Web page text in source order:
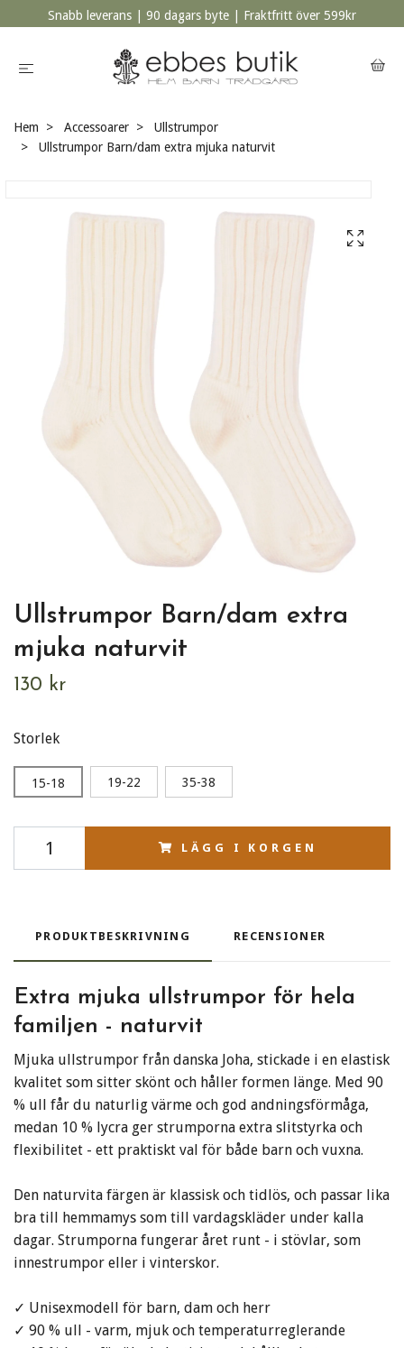
Snabb leverans | 90 dagars byte | Fraktfritt över 599kr
Hem Accessoarer
Ullstrumpor
Ullstrumpor Barn/dam extra mjuka naturvit
Ullstrumpor Barn/dam extra
mjuka naturvit
130 kr
Storlek
15-18 19-22 35-38
LÄGG I KORGEN
PRODUKTBESKRIVNING RECENSIONER
Extra mjuka ullstrumpor för hela
familjen - naturvit
Mjuka ullstrumpor från danska Joha, stickade i en elastisk
kvalitet som sitter skönt och håller formen länge. Med 90
% ull får du naturlig värme och god andningsförmåga,
medan 10 % lycra ger strumporna extra slitstyrka och
flexibilitet - ett praktiskt val för både barn och vuxna.
Den naturvita färgen är klassisk och tidlös, och passar lika
bra till hemmamys som till vardagskläder under kalla
dagar. Strumporna fungerar året runt - i stövlar, som
innestrumpor eller i vinterskor.
✓ Unisexmodell för barn, dam och herr
✓ 90 % ull - varm, mjuk och temperaturreglerande